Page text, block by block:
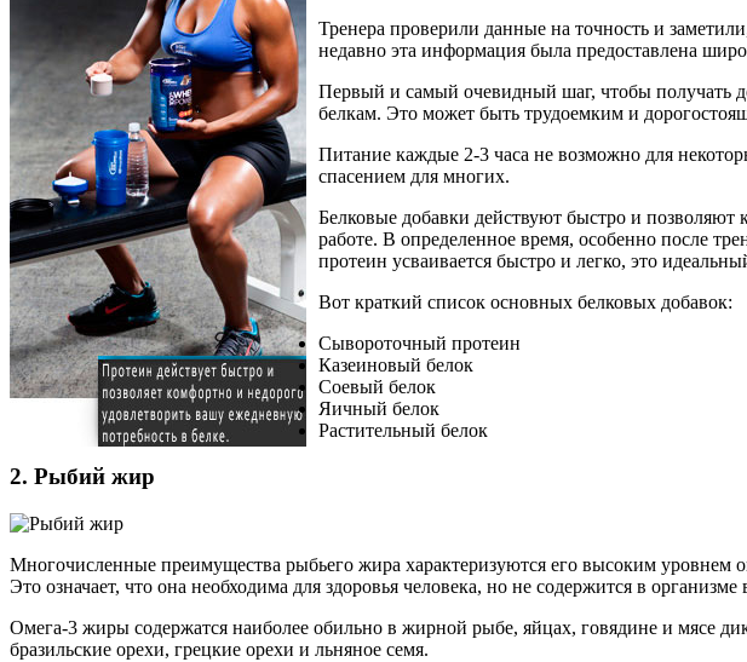
Тренера проверили данные на точность и
недавно эта информация была предоставлена
Первый и самый очевидный шаг, чтобы получать
белкам. Это может быть трудоемким и
Питание каждые 2-3 часа не возможно для
спасением для многих.
Белковые добавки действуют быстро и позволяют
работе. В определенное время, особенно после
протеин усваивается быстро и легко, это
Вот краткий список основных белковых добавок:
Сывороточный протеин
Казеиновый белок
Соевый белок
Яичный белок
Растительный белок
2. Рыбий жир
Многочисленные преимущества рыбьего жира характеризуются его высоким
Это означает, что она необходима для здоровья человека, но не содержится в организме
Омега-3 жиры содержатся наиболее обильно в жирной рыбе, яйцах, говядине и мясе
бразильские орехи, грецкие орехи и льняное семя.